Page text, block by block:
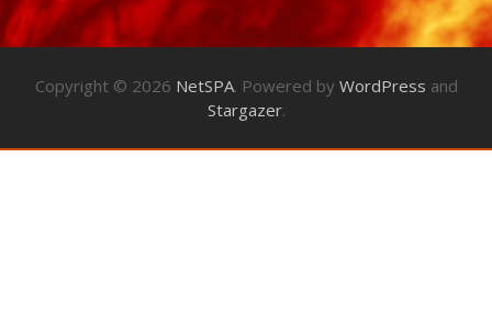
Copyright © 2026 NetSPA. Powered by WordPress and
Stargazer.